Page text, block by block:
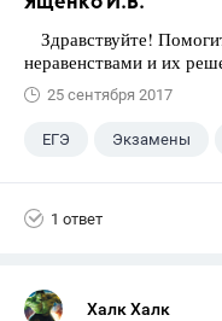
Здравствуйте!
неравенствами и их
25 сентября 2017
ЕГЭ Экзамены
1 ответ
Халк Халк